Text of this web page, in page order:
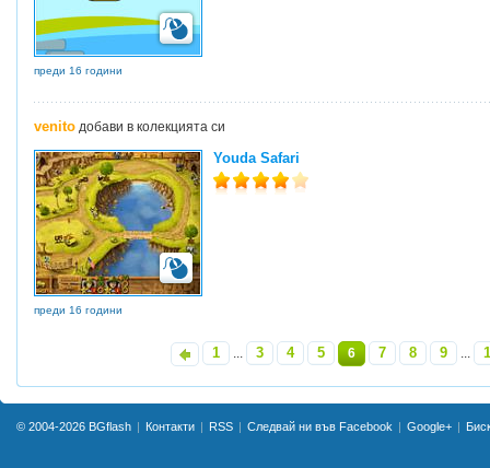
преди 16 години
venito добави в колекцията си
Youda Safari
преди 16 години
1 ... 3 4 5 6 7 8 9 ...
© 2004-2026 BGflash Контакти RSS Следвай ни във Facebook Google+